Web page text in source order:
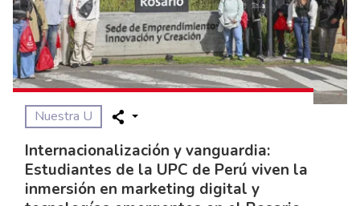
Nuestra U
Internacionalización y vanguardia:
Estudiantes de la UPC de Perú viven la
inmersión en marketing digital y